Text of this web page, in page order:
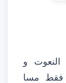
النعوت و
فقط مسا